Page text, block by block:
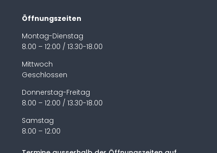
Öffnungszeiten
Montag-Dienstag
8.00 – 12:00 / 13.30-18.00
Mittwoch
Geschlossen
Donnerstag-Freitag
8.00 – 12:00 / 13.30-18.00
Samstag
8.00 – 12:00